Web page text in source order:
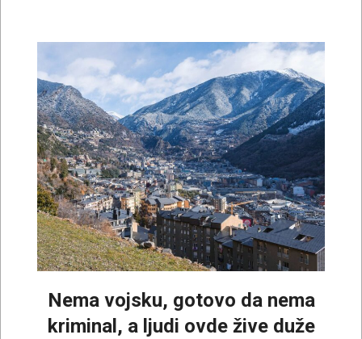
Nema vojsku, gotovo da nema
kriminal, a ljudi ovde žive duže